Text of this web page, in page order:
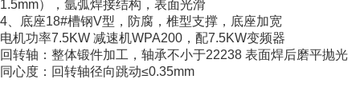
1.5mm），氩弧焊接结构，表面光滑
4、底座18#槽钢V型，防腐，椎型支撑，底座加宽
电机功率7.5KW 减速机WPA200，配7.5KW变频器
回转轴：整体锻件加工，轴承不小于22238 表面焊后磨平抛光
同心度：回转轴径向跳动≤0.35mm